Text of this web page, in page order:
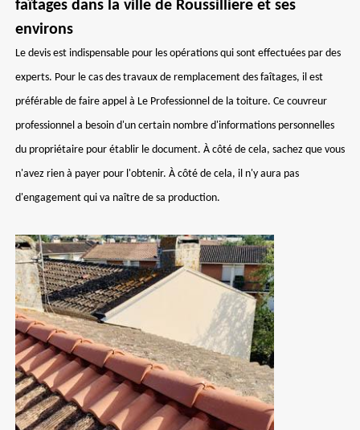
faîtages dans la ville de Roussilliere et ses
environs
Le devis est indispensable pour les opérations qui sont effectuées par des
experts. Pour le cas des travaux de remplacement des faîtages, il est
préférable de faire appel à Le Professionnel de la toiture. Ce couvreur
professionnel a besoin d'un certain nombre d'informations personnelles
du propriétaire pour établir le document. À côté de cela, sachez que vous
n'avez rien à payer pour l'obtenir. À côté de cela, il n'y aura pas
d'engagement qui va naître de sa production.